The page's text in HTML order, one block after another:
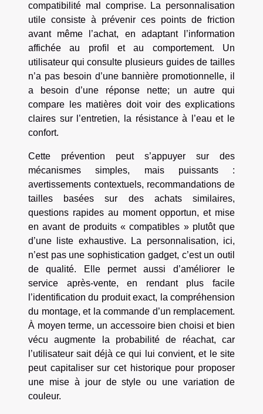
compatibilité mal comprise. La personnalisation
utile consiste à prévenir ces points de friction
avant même l’achat, en adaptant l’information
affichée au profil et au comportement. Un
utilisateur qui consulte plusieurs guides de tailles
n’a pas besoin d’une bannière promotionnelle, il
a besoin d’une réponse nette; un autre qui
compare les matières doit voir des explications
claires sur l’entretien, la résistance à l’eau et le
confort.
Cette prévention peut s’appuyer sur des
mécanismes simples, mais puissants :
avertissements contextuels, recommandations de
tailles basées sur des achats similaires,
questions rapides au moment opportun, et mise
en avant de produits « compatibles » plutôt que
d’une liste exhaustive. La personnalisation, ici,
n’est pas une sophistication gadget, c’est un outil
de qualité. Elle permet aussi d’améliorer le
service après-vente, en rendant plus facile
l’identification du produit exact, la compréhension
du montage, et la commande d’un remplacement.
À moyen terme, un accessoire bien choisi et bien
vécu augmente la probabilité de réachat, car
l’utilisateur sait déjà ce qui lui convient, et le site
peut capitaliser sur cet historique pour proposer
une mise à jour de style ou une variation de
couleur.